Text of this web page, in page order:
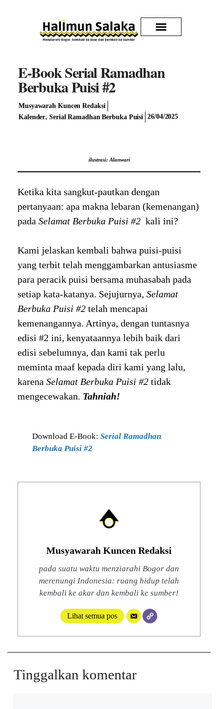
E-Book Serial Ramadhan
Berbuka Puisi #2
Musyawarah Kuncen Redaksi
Kalender,Serial Ramadhan Berbuka Puisi 26/04/2025
ilustrasi: Alanwari
Ketika kita sangkut-pautkan dengan
pertanyaan: apa makna lebaran (kemenangan)
pada Selamat Berbuka Puisi #2kali ini?
Kami jelaskan kembali bahwa puisi-puisi
yang terbit telah menggambarkan antusiasme
para peracik puisi bersama muhasabah pada
setiap kata-katanya. Sejujurnya, Selamat
Berbuka Puisi #2telah mencapai
kemenangannya. Artinya, dengan tuntasnya
edisi #2 ini, kenyataannya lebih baik dari
edisi sebelumnya, dan kami tak perlu
meminta maaf kepada diri kami yang lalu,
karena Selamat Berbuka Puisi #2 tidak
mengecewakan. Tahniah!
Download E-Book: Serial Ramadhan
Berbuka Puisi #2
Musyawarah Kuncen Redaksi
pada suatu waktu menziarahi Bogor dan
merenungi Indonesia: ruang hidup telah
kembali ke akar dan kembali ke sumber!
Lihat semua pos
Tinggalkan komentar